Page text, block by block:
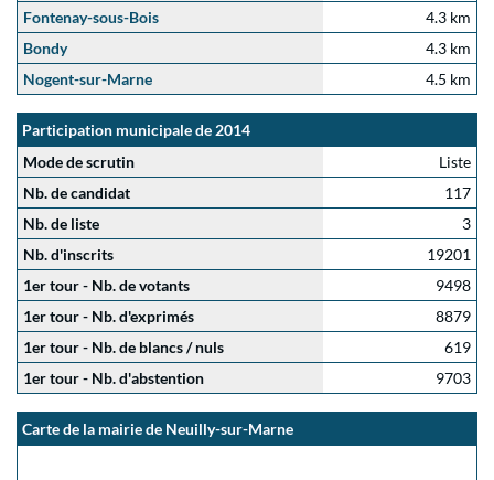
Fontenay-sous-Bois
4.3 km
Bondy
4.3 km
Nogent-sur-Marne
4.5 km
Participation municipale de 2014
Mode de scrutin
Liste
Nb. de candidat
117
Nb. de liste
3
Nb. d'inscrits
19201
1er tour - Nb. de votants
9498
1er tour - Nb. d'exprimés
8879
1er tour - Nb. de blancs / nuls
619
1er tour - Nb. d'abstention
9703
Carte de la mairie de Neuilly-sur-Marne